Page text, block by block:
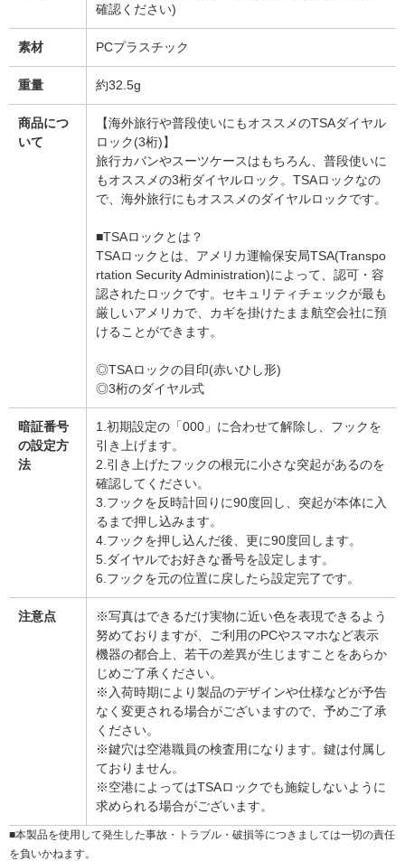
確認ください)
素材 PCプラスチック
重量 約32.5g
商品につ
いて
【海外旅行や普段使いにもオススメのTSAダイヤル
ロック(3桁)】
旅行カバンやスーツケースはもちろん、普段使いに
もオススメの3桁ダイヤルロック。TSAロックなの
で、海外旅行にもオススメのダイヤルロックです。
■TSAロックとは？
TSAロックとは、アメリカ運輸保安局TSA(Transpo
rtation Security Administration)によって、認可・容
認されたロックです。セキュリティチェックが最も
厳しいアメリカで、カギを掛けたまま航空会社に預
けることができます。
◎TSAロックの目印(赤いひし形)
◎3桁のダイヤル式
暗証番号
の設定方
法
1.初期設定の「000」に合わせて解除し、フックを
引き上げます。
2.引き上げたフックの根元に小さな突起があるのを
確認してください。
3.フックを反時計回りに90度回し、突起が本体に入
るまで押し込みます。
4.フックを押し込んだ後、更に90度回します。
5.ダイヤルでお好きな番号を設定します。
6.フックを元の位置に戻したら設定完了です。
注意点
※写真はできるだけ実物に近い色を表現できるよう
努めておりますが、ご利用のPCやスマホなど表示
機器の都合上、若干の差異が生じますことをあらか
じめご了承ください。
※入荷時期により製品のデザインや仕様などが予告
なく変更される場合がございますので、予めご了承
ください。
※鍵穴は空港職員の検査用になります。鍵は付属し
ておりません。
※空港によってはTSAロックでも施錠しないように
求められる場合がございます。
■本製品を使用して発生した事故・トラブル・破損等につきましては一切の責任
を負いかねます。